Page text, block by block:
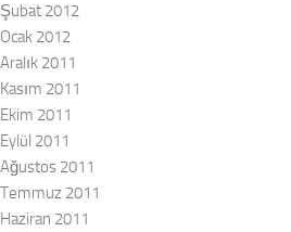
Şubat 2012
Ocak 2012
Aralık 2011
Kasım 2011
Ekim 2011
Eylül 2011
Ağustos 2011
Temmuz 2011
Haziran 2011